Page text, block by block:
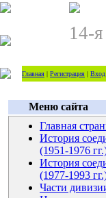
14-
Главная | Регистрация | Вход
Меню сайта
Главная
История
(1951-1976
История
(1977-1993
Части